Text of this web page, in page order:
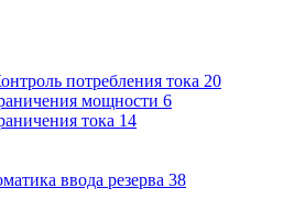
потребления тока 20
мощности 6
тока 14
ввода резерва 38